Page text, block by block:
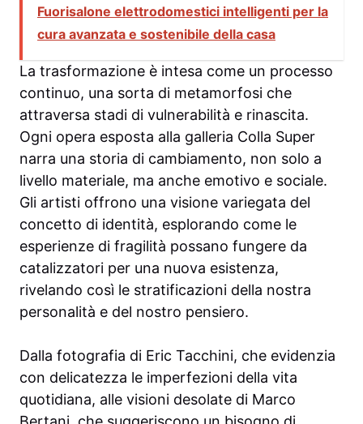
Fuorisalone elettrodomestici intelligenti per la
cura avanzata e sostenibile della casa
La trasformazione è intesa come un processo
continuo, una sorta di metamorfosi che
attraversa stadi di vulnerabilità e rinascita.
Ogni opera esposta alla galleria Colla Super
narra una storia di cambiamento, non solo a
livello materiale, ma anche emotivo e sociale.
Gli artisti offrono una visione variegata del
concetto di identità, esplorando come le
esperienze di fragilità possano fungere da
catalizzatori per una nuova esistenza,
rivelando così le stratificazioni della nostra
personalità e del nostro pensiero.
Dalla fotografia di Eric Tacchini, che evidenzia
con delicatezza le imperfezioni della vita
quotidiana, alle visioni desolate di Marco